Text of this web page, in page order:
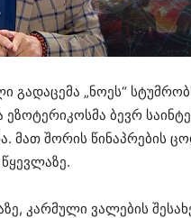
გადაცემა „ნოეს“
ბევრ
მათ შორის წინაპრების
კარმული ვალების